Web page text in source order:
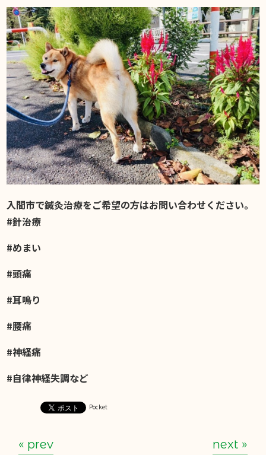
入間市で鍼灸治療をご希望の方はお問い合わせください。
#針治療
#めまい
#頭痛
#耳鳴り
#腰痛
#神経痛
#自律神経失調など
Pocket
« prev next »